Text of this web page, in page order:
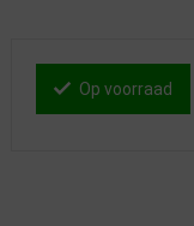
Op voorraad